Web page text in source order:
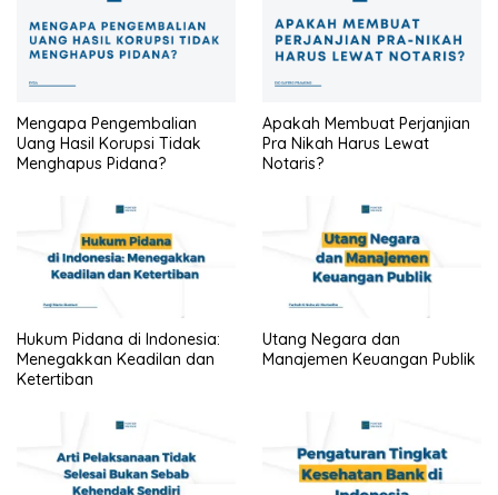
Mengapa Pengembalian
Uang Hasil Korupsi Tidak
Menghapus Pidana?
Apakah Membuat Perjanjian
Pra Nikah Harus Lewat
Notaris?
Hukum Pidana di Indonesia:
Menegakkan Keadilan dan
Ketertiban
Utang Negara dan
Manajemen Keuangan Publik